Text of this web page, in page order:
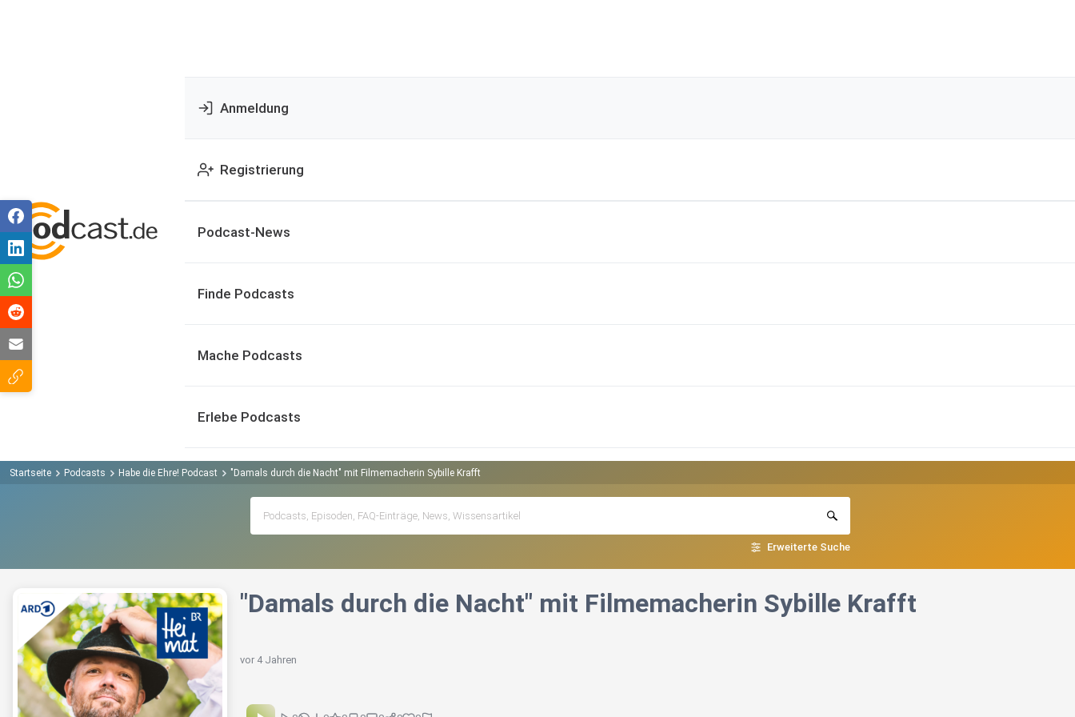
Anmeldung
Registrierung
Podcast-News
Finde Podcasts
Mache Podcasts
Erlebe Podcasts
Startseite Podcasts Habe die Ehre! Podcast "Damals durch die Nacht" mit Filmemacherin Sybille Krafft
Erweiterte Suche
"Damals durch die Nacht" mit Filmemacherin Sybille Krafft
vor 4 Jahren